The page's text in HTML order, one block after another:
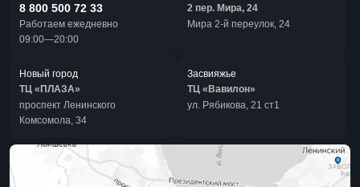
8 800 500 72 33
Работаем ежедневно
09:00—20:00
2 пер. Мира, 24
Мира 2-й переулок, 24
Новый город
ТЦ «ПЛАЗА»
проспект Ленинского
Комсомола, 34
Засвияжье
ТЦ «Вавилон»
ул. Рябикова, 21 ст1